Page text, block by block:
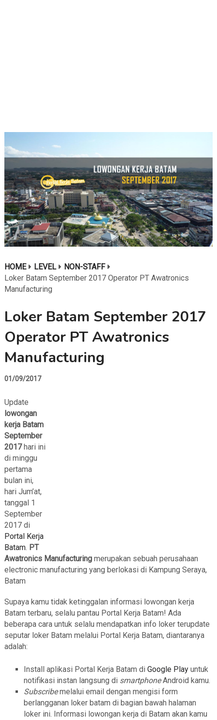
HOME LEVEL
NON-STAFF
Loker Batam September 2017 Operator PT Awatronics
Manufacturing
Loker Batam September 2017
Operator PT Awatronics
Manufacturing
01/09/2017
Update
lowongan
kerja Batam
September
2017hari ini
di minggu
pertama
bulan ini,
hari Jum’at,
tanggal 1
September
2017 di
Portal Kerja
Batam. PT
Awatronics Manufacturingmerupakan sebuah perusahaan
electronic manufacturing yang berlokasi di Kampung Seraya,
Batam
Supaya kamu tidak ketinggalan informasi lowongan kerja
Batam terbaru, selalu pantau Portal Kerja Batam! Ada
beberapa cara untuk selalu mendapatkan info loker terupdate
seputar loker Batam melalui Portal Kerja Batam, diantaranya
adalah:
Install aplikasi Portal Kerja Batam di Google Playuntuk
notifikasi instan langsung di smartphoneAndroid kamu.
Subscribemelalui email dengan mengisi form
berlangganan loker batam di bagian bawah halaman
loker ini. Informasi lowongan kerja di Batam akan kamu